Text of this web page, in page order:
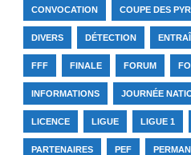
CONVOCATION COUPE DES
DIVERS DÉTECTION
FFF FINALE FORUM
INFORMATIONS JOURNÉE
LICENCE LIGUE LIGUE 1
PARTENAIRES PEF